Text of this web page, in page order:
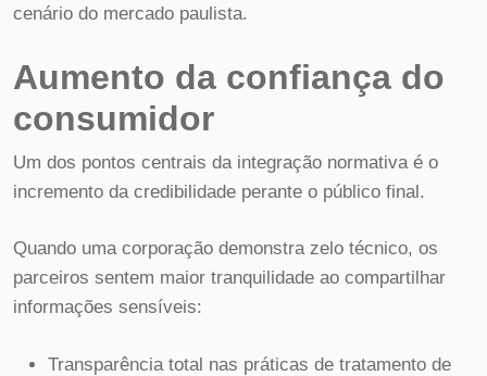
cenário do mercado paulista.
Aumento da confiança do
consumidor
Um dos pontos centrais da integração normativa é o
incremento da credibilidade perante o público final.
Quando uma corporação demonstra zelo técnico, os
parceiros sentem maior tranquilidade ao compartilhar
informações sensíveis:
Transparência total nas práticas de tratamento de